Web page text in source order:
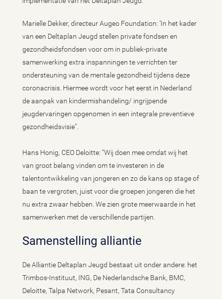
Marielle Dekker, directeur Augeo Foundation: ‘In het kader
van een Deltaplan Jeugd stellen private fondsen en
gezondheidsfondsen voor om in publiek-private
samenwerking extra inspanningen te verrichten ter
ondersteuning van de mentale gezondheid tijdens deze
coronacrisis. Hiermee wordt voor het eerst in Nederland
de aanpak van kindermishandeling/ ingrijpende
jeugdervaringen opgenomen in een integrale preventieve
gezondheidsvisie”.
Hans Honig, CEO Deloitte: “Wij doen mee omdat wij het
van groot belang vinden om te investeren in de
talentontwikkeling van jongeren en zo de kans op stage of
baan te vergroten, juist voor die groepen jongeren die het
nu extra zwaar hebben. We zien grote meerwaarde in het
samenwerken met de verschillende partijen.
Samenstelling alliantie
De Alliantie Deltaplan Jeugd bestaat uit onder andere: het
Trimbos-Instituut, ING, De Nederlandsche Bank, BMC,
Deloitte, Talpa Network, Pesant, Tata Consultancy